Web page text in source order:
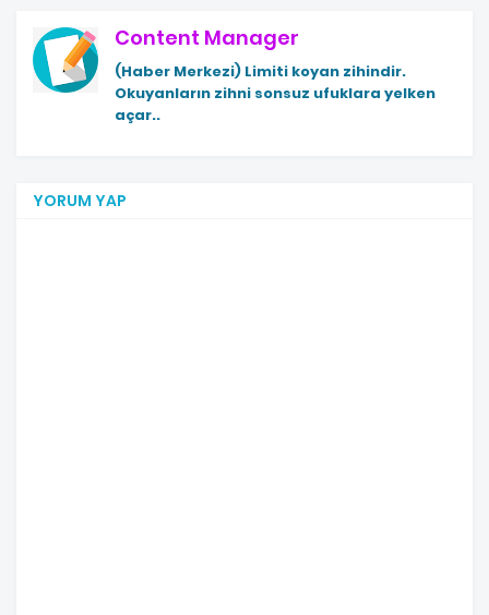
Content Manager
(Haber Merkezi) Limiti koyan zihindir.
Okuyanların zihni sonsuz ufuklara yelken
açar..
YORUM YAP